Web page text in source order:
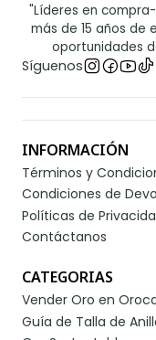
"Líderes en
más de 15 años de
oportunidades
Síguenos
INFORMACIÓN
Términos y
Condiciones de
Políticas de
Contáctanos
CATEGORIAS
Vender Oro en
Guía de Talla de